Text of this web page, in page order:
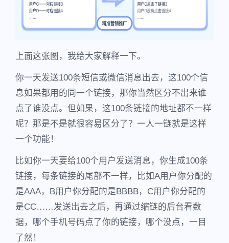
上面这张图，我给大家解释一下。
你一天发送100条短信或微信消息出去，这100个信
息如果都用的同一个链接，那你当然区分不出来谁
点了谁没点。但如果，这100条链接的地址都不一样
呢？那是不是就很容易区分了？一人一链就是这样
一个功能！
比如你一天要给100个用户发送消息，你生成100条
链接，每条链接的尾部不一样，比如A用户你分配的
是AAA，B用户你分配的是BBBB，C用户你分配的
是CC……发送出去之后，再通过缩链的后台看数
据，哪个手机号码点了你的链接，哪个没点，一目
了然！